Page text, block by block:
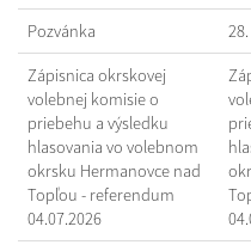
Pozvánka
Zápisnica okrskovej
volebnej komisie o
priebehu a výsledku
hlasovania vo volebnom
okrsku Hermanovce nad
Topľou - referendum
04.07.2026